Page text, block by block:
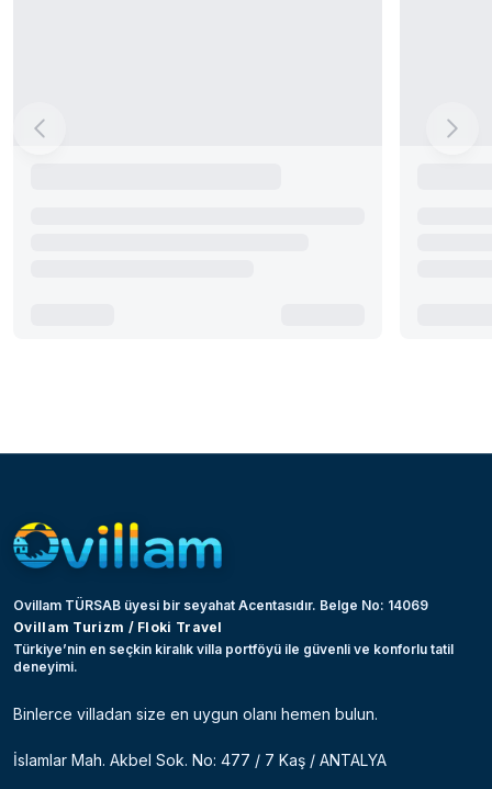
Ovillam TÜRSAB üyesi bir seyahat Acentasıdır. Belge No: 14069
Ovillam Turizm / Floki Travel
Türkiye’nin en seçkin kiralık villa portföyü ile güvenli ve konforlu tatil
deneyimi.
Binlerce villadan size en uygun olanı hemen bulun.
İslamlar Mah. Akbel Sok. No: 477 / 7 Kaş / ANTALYA